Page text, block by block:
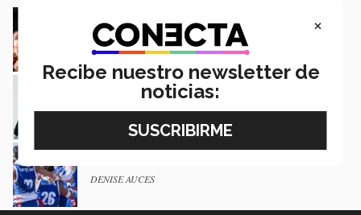
en festival Cervantino
Margarita Ríos
Bailarina mexicana gana beca para academia
de ballet en Nueva York
Margarita Ríos
Saltillo es campeón nacional en flag football
DENISE AUCES
×
Recibe nuestro newsletter de
noticias: